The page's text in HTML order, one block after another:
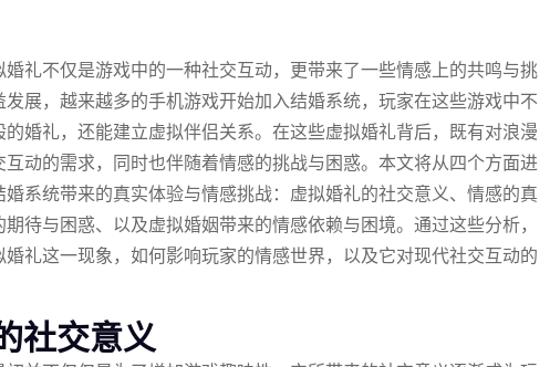
礼不仅是游戏中的一种社交互动，更带来了一些情感上的共鸣与挑
展，越来越多的手机游戏开始加入结婚系统，玩家在这些游戏中不
婚礼，还能建立虚拟伴侣关系。在这些虚拟婚礼背后，既有对浪漫
动的需求，同时也伴随着情感的挑战与困惑。本文将从四个方面进
系统带来的真实体验与情感挑战：虚拟婚礼的社交意义、情感的真
待与困惑、以及虚拟婚姻带来的情感依赖与困境。通过这些分析，
礼这一现象，如何影响玩家的情感世界，以及它对现代社交互动的
社交意义